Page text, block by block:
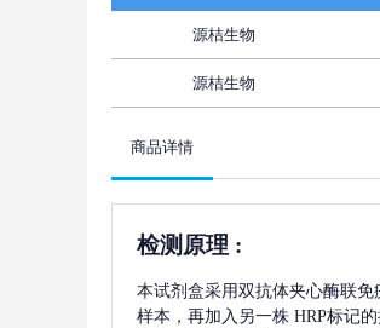
源桔生物
源桔生物
商品详情
检测原理 :
本试剂盒采用双抗体夹心酶联免
样本，再加入另一株 HRP标记